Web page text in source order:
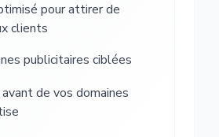
pour attirer de
clients
publicitaires ciblées
de vos domaines